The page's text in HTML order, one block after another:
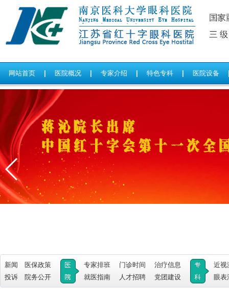
网站首页 医院概况 专家介绍 特色专科 医院设备
新闻 医保政策 专家排班 门诊时间 治疗信息
近视
投诉
院务公开 就医指南 人才招聘 党团建设 眼表